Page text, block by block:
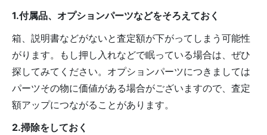
1.付属品、オプションパーツなどをそろえておく
箱、説明書などがないと査定額が下がってしまう可能性
がります。もし押し入れなどで眠っている場合は、ぜひ
探してみてください。オプションパーツにつきましては
パーツその物に価値がある場合がございますので、査定
額アップにつながることがあります。
2.掃除をしておく